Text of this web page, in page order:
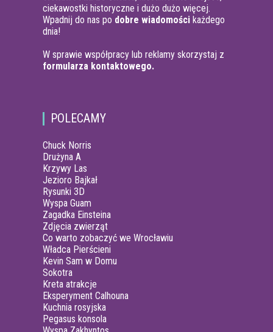
ciekawostki historyczne i dużo dużo więcej.
Wpadnij do nas po dobre wiadomości każdego
dnia!
W sprawie współpracy lub reklamy skorzystaj z
formularza kontaktowego.
POLECAMY
Chuck Norris
Drużyna A
Krzywy Las
Jezioro Bajkał
Rysunki 3D
Wyspa Guam
Zagadka Einsteina
Zdjęcia zwierząt
Co warto zobaczyć we Wrocławiu
Władca Pierścieni
Kevin Sam w Domu
Sokotra
Kreta atrakcje
Eksperyment Calhouna
Kuchnia rosyjska
Pegasus konsola